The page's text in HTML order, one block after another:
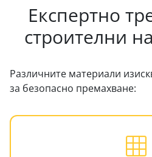
Експертно
строителни
Различните материали
за безопасно премахване: